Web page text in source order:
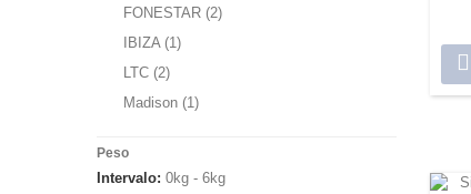
FONESTAR (2)
IBIZA (1)
LTC (2)
Madison (1)
Peso
Intervalo: 0kg - 6kg